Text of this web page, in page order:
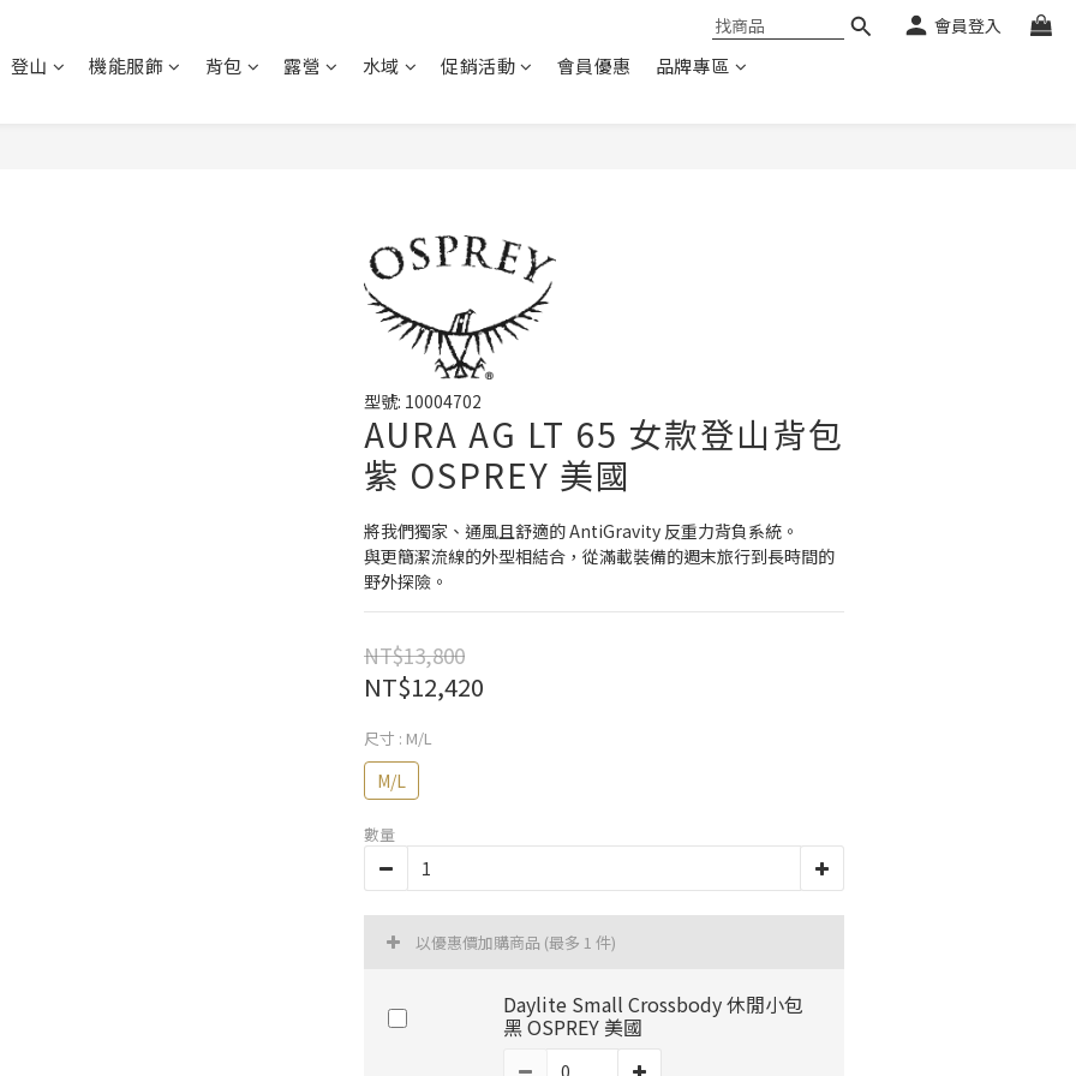
會員登入
登山 機能服飾 背包 露營 水域 促銷活動 會員優惠 品牌專區
型號: 10004702
AURA AG LT 65 女款登山背包
紫 OSPREY 美國
將我們獨家、通風且舒適的 AntiGravity 反重力背負系統。
與更簡潔流線的外型相結合，從滿載裝備的週末旅行到長時間的
野外探險。
NT$13,800
NT$12,420
尺寸 : M/L
M/L
數量
以優惠價加購商品 (最多 1 件)
Daylite Small Crossbody 休閒小包
黑 OSPREY 美國